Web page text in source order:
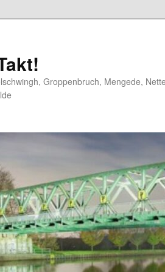
Groppenbruch, Mengede,